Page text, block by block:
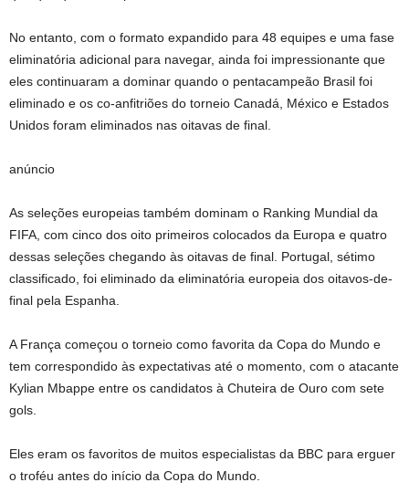
No entanto, com o formato expandido para 48 equipes e uma fase
eliminatória adicional para navegar, ainda foi impressionante que
eles continuaram a dominar quando o pentacampeão Brasil foi
eliminado e os co-anfitriões do torneio Canadá, México e Estados
Unidos foram eliminados nas oitavas de final.
anúncio
As seleções europeias também dominam o Ranking Mundial da
FIFA, com cinco dos oito primeiros colocados da Europa e quatro
dessas seleções chegando às oitavas de final. Portugal, sétimo
classificado, foi eliminado da eliminatória europeia dos oitavos-de-
final pela Espanha.
A França começou o torneio como favorita da Copa do Mundo e
tem correspondido às expectativas até o momento, com o atacante
Kylian Mbappe entre os candidatos à Chuteira de Ouro com sete
gols.
Eles eram os favoritos de muitos especialistas da BBC para erguer
o troféu antes do início da Copa do Mundo.